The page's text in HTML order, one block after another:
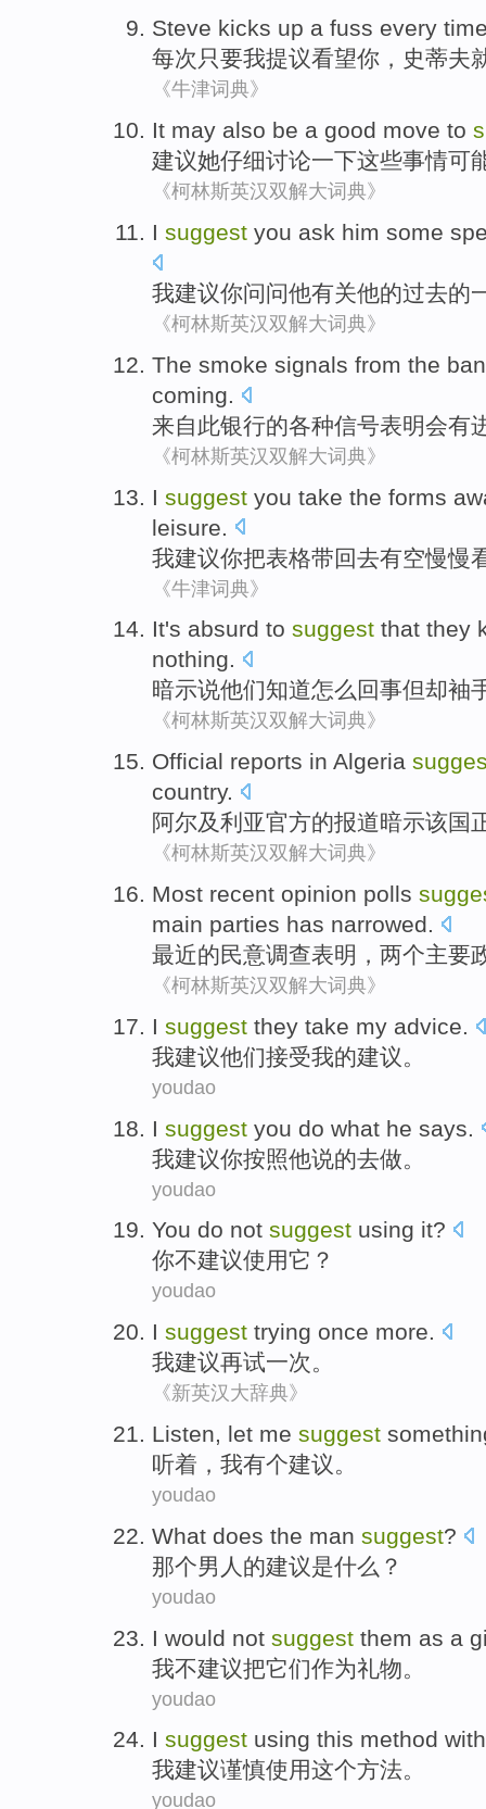
Steve kicks up a fuss every
每次 只要我提议看望你 ， 史蒂夫
《牛津词典》
It may also be a good move to
建议她仔细讨论一下这些事情可
《柯林斯英汉双解大词典》
I suggest you ask him some
我建议你问问他有关他的过去的
《柯林斯英汉双解大词典》
The smoke signals from the
coming.
来自此银行的各种信号表明会有
《柯林斯英汉双解大词典》
I suggest you take the forms
leisure
我建议你把表格带回去有空慢慢
《牛津词典》
It's absurd to suggest that they
nothing.
暗示说他们知道怎么 回事但却袖
《柯林斯英汉双解大词典》
Official reports in Algeria
country.
阿尔及利亚官方的报道暗示该国
《柯林斯英汉双解大词典》
Most recent opinion polls
main parties has narrowed.
最近的民意调查表明 ， 两个主要
《柯林斯英汉双解大词典》
I suggest they take my advice.
我建议他们接受我的建议。
youdao
I suggest you do what he says
我建议你按照他说的去做 。
youdao
You do not suggest using it?
你不建议使用它 ？
youdao
I suggest trying once more.
我建议再试一次。
《新英汉大辞典》
Listen, let me suggest
听着 ， 我有个建议。
youdao
What does the man suggest?
那个男人的建议是什么 ？
youdao
I would not suggest them as a
我不建议把它们作为礼物 。
youdao
I suggest using this method
我建议谨慎使用这个方法。
youdao